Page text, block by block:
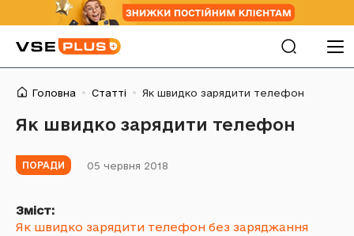
Головна Статті Як швидко зарядити телефон
Як швидко зарядити телефон
ПОРАДИ 05 червня 2018
Зміст:
Як швидко зарядити телефон без заряджання